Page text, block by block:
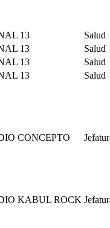
13
Salud
13
Salud
13
Salud
13 Salud
CONCEPTO
KABUL ROCK